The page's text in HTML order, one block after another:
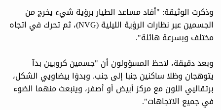
وذكرت الوثيقة: "أفاد مساعد الطيار برؤية شيء يخرج من
الجسمين عبر نظارات الرؤية الليلية (NVG)، ثم تحرك في اتجاه
مختلف وبسرعة هائلة".
وبعد دقيقة، لاحظ المسؤولون أن "جسمين كرويين بدآ
يتوهجان وظلا ساكنين جنبا إلى جنب. وبدوَا بيضاويي الشكل،
برتقاليي اللون مع مركز أبيض أو أصفر، وينبعث منهما الضوء
في جميع الاتجاهات".